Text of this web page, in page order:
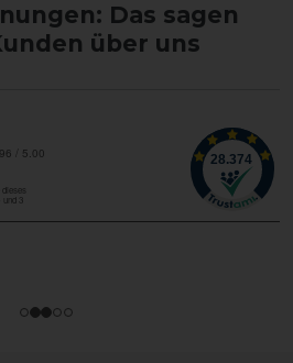
Das sagen
über uns